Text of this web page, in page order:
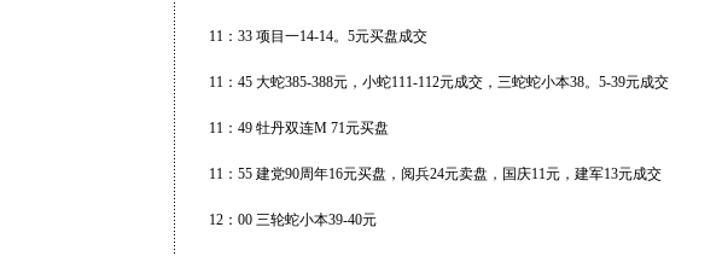
11：33 项目一14-14。5元买盘成交
11：45 大蛇385-388元，小蛇111-112元成交，三蛇蛇小本38。5-39元成交
11：49 牡丹双连M 71元买盘
11：55 建党90周年16元买盘，阅兵24元卖盘，国庆11元，建军13元成交
12：00 三轮蛇小本39-40元